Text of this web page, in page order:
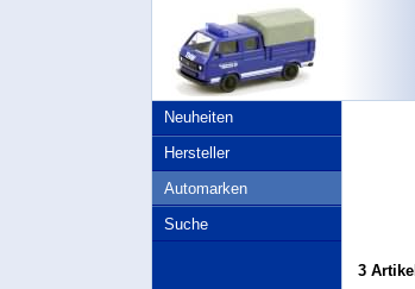
Neuheiten
Hersteller
Automarken
Suche
3 Artikel